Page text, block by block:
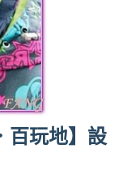
百玩地】設